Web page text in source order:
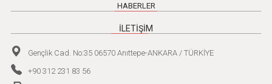
HABERLER
İLETİŞİM
Gençlik Cad. No:35 06570 Anıttepe-ANKARA / TÜRKİYE
+90 312 231 83 56